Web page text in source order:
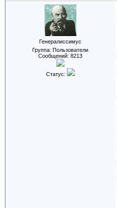
Генералиссимус
Группа: Пользователи
Сообщений: 8213
Статус: